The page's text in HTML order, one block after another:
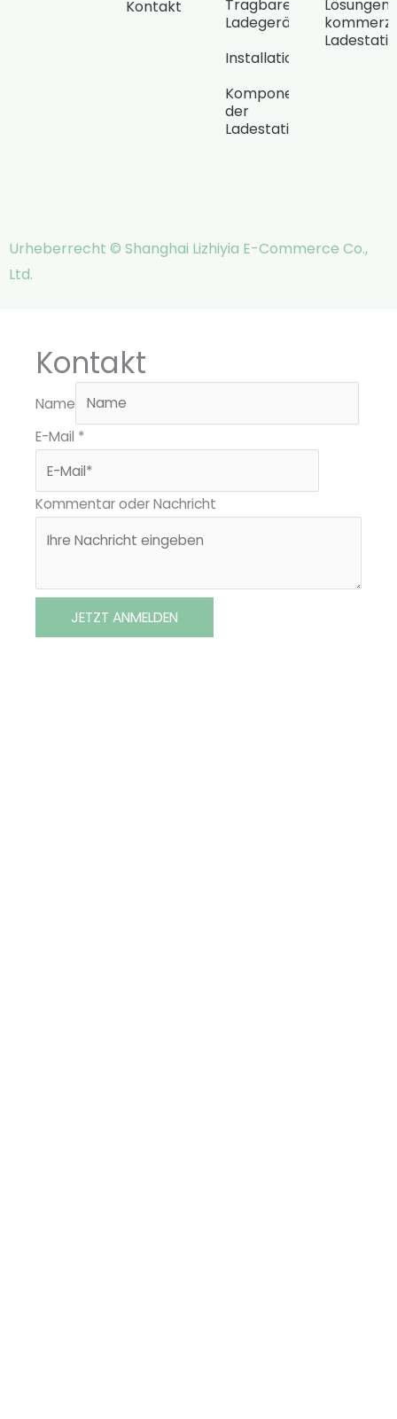
Kontakt
Tragbares
Ladegerät
Installationswerkzeuge
Komponenten
der
Ladestation
Lösungen
Urheberrecht © Shanghai Lizhiyia E-Commerce Co.,
Ltd.
Kontakt
Name
E-Mail *
Kommentar oder Nachricht
JETZT ANMELDEN